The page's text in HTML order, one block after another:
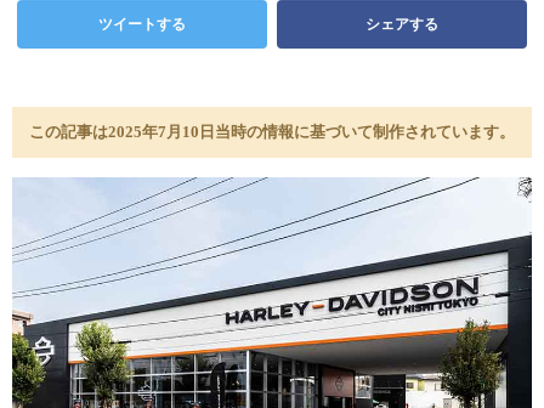
ツイートする シェアする
この記事は2025年7月10日当時の情報に基づいて制作されています。